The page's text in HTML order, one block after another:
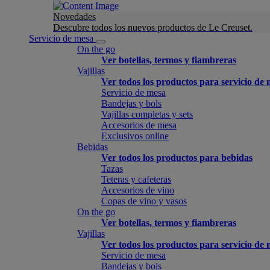
Novedades
Descubre todos los nuevos productos de Le Creuset.
Servicio de mesa
On the go
Ver botellas, termos y fiambreras
Vajillas
Ver todos los productos para servicio de
Servicio de mesa
Bandejas y bols
Vajillas completas y sets
Accesorios de mesa
Exclusivos online
Bebidas
Ver todos los productos para bebidas
Tazas
Teteras y cafeteras
Accesorios de vino
Copas de vino y vasos
On the go
Ver botellas, termos y fiambreras
Vajillas
Ver todos los productos para servicio de
Servicio de mesa
Bandejas y bols